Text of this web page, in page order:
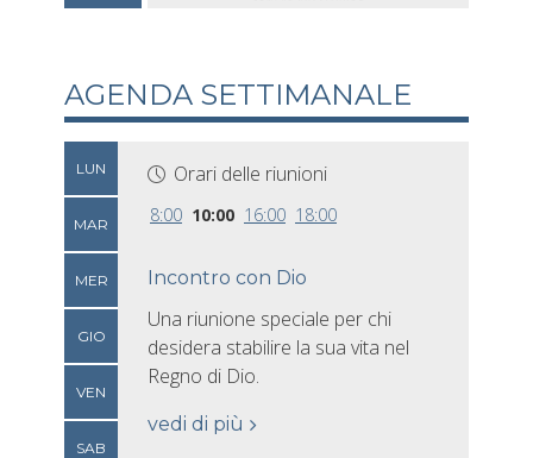
AGENDA SETTIMANALE
LUN
MAR
MER
GIO
VEN
SAB
Orari delle riunioni
8:00 10:00 16:00 18:00
Incontro con Dio
Una riunione speciale per chi
desidera stabilire la sua vita nel
Regno di Dio.
vedi di più